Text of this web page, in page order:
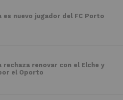
es nuevo jugador del FC Porto
rechaza renovar con el Elche y
el Oporto